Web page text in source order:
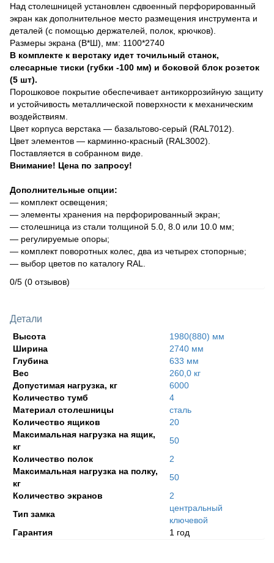
Над столешницей установлен сдвоенный перфорированный
экран как дополнительное место размещения инструмента и
деталей (с помощью держателей, полок, крючков).
Размеры экрана (В*Ш), мм: 1100*2740
В комплекте к верстаку идет точильный станок,
слесарные тиски (губки -100 мм) и боковой блок розеток
(5 шт).
Порошковое покрытие обеспечивает антикоррозийную защиту
и устойчивость металлической поверхности к механическим
воздействиям.
Цвет корпуса верстака — базальтово-серый (RAL7012).
Цвет элементов — карминно-красный (RAL3002).
Поставляется в собранном виде.
Внимание! Цена по запросу!
Дополнительные опции:
— комплект освещения;
— элементы хранения на перфорированный экран;
— столешница из стали толщиной 5.0, 8.0 или 10.0 мм;
— регулируемые опоры;
— комплект поворотных колес, два из четырех стопорные;
— выбор цветов по каталогу RAL.
0/5 (0 отзывов)
Детали
Высота
1980(880) мм
Ширина
2740 мм
Глубина
633 мм
Вес
260,0 кг
Допустимая нагрузка, кг
6000
Количество тумб
4
Материал столешницы
сталь
Количество ящиков
20
Максимальная нагрузка на ящик,
кг
50
Количество полок
2
Максимальная нагрузка на полку,
кг
50
Количество экранов
2
Тип замка
центральный
ключевой
Гарантия
1 год